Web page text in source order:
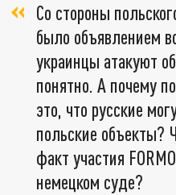
Со стороны
было объявлением
украинцы атакуют
понятно. А почему
это, что русские
польские объекты?
факт участия
немецком суде?